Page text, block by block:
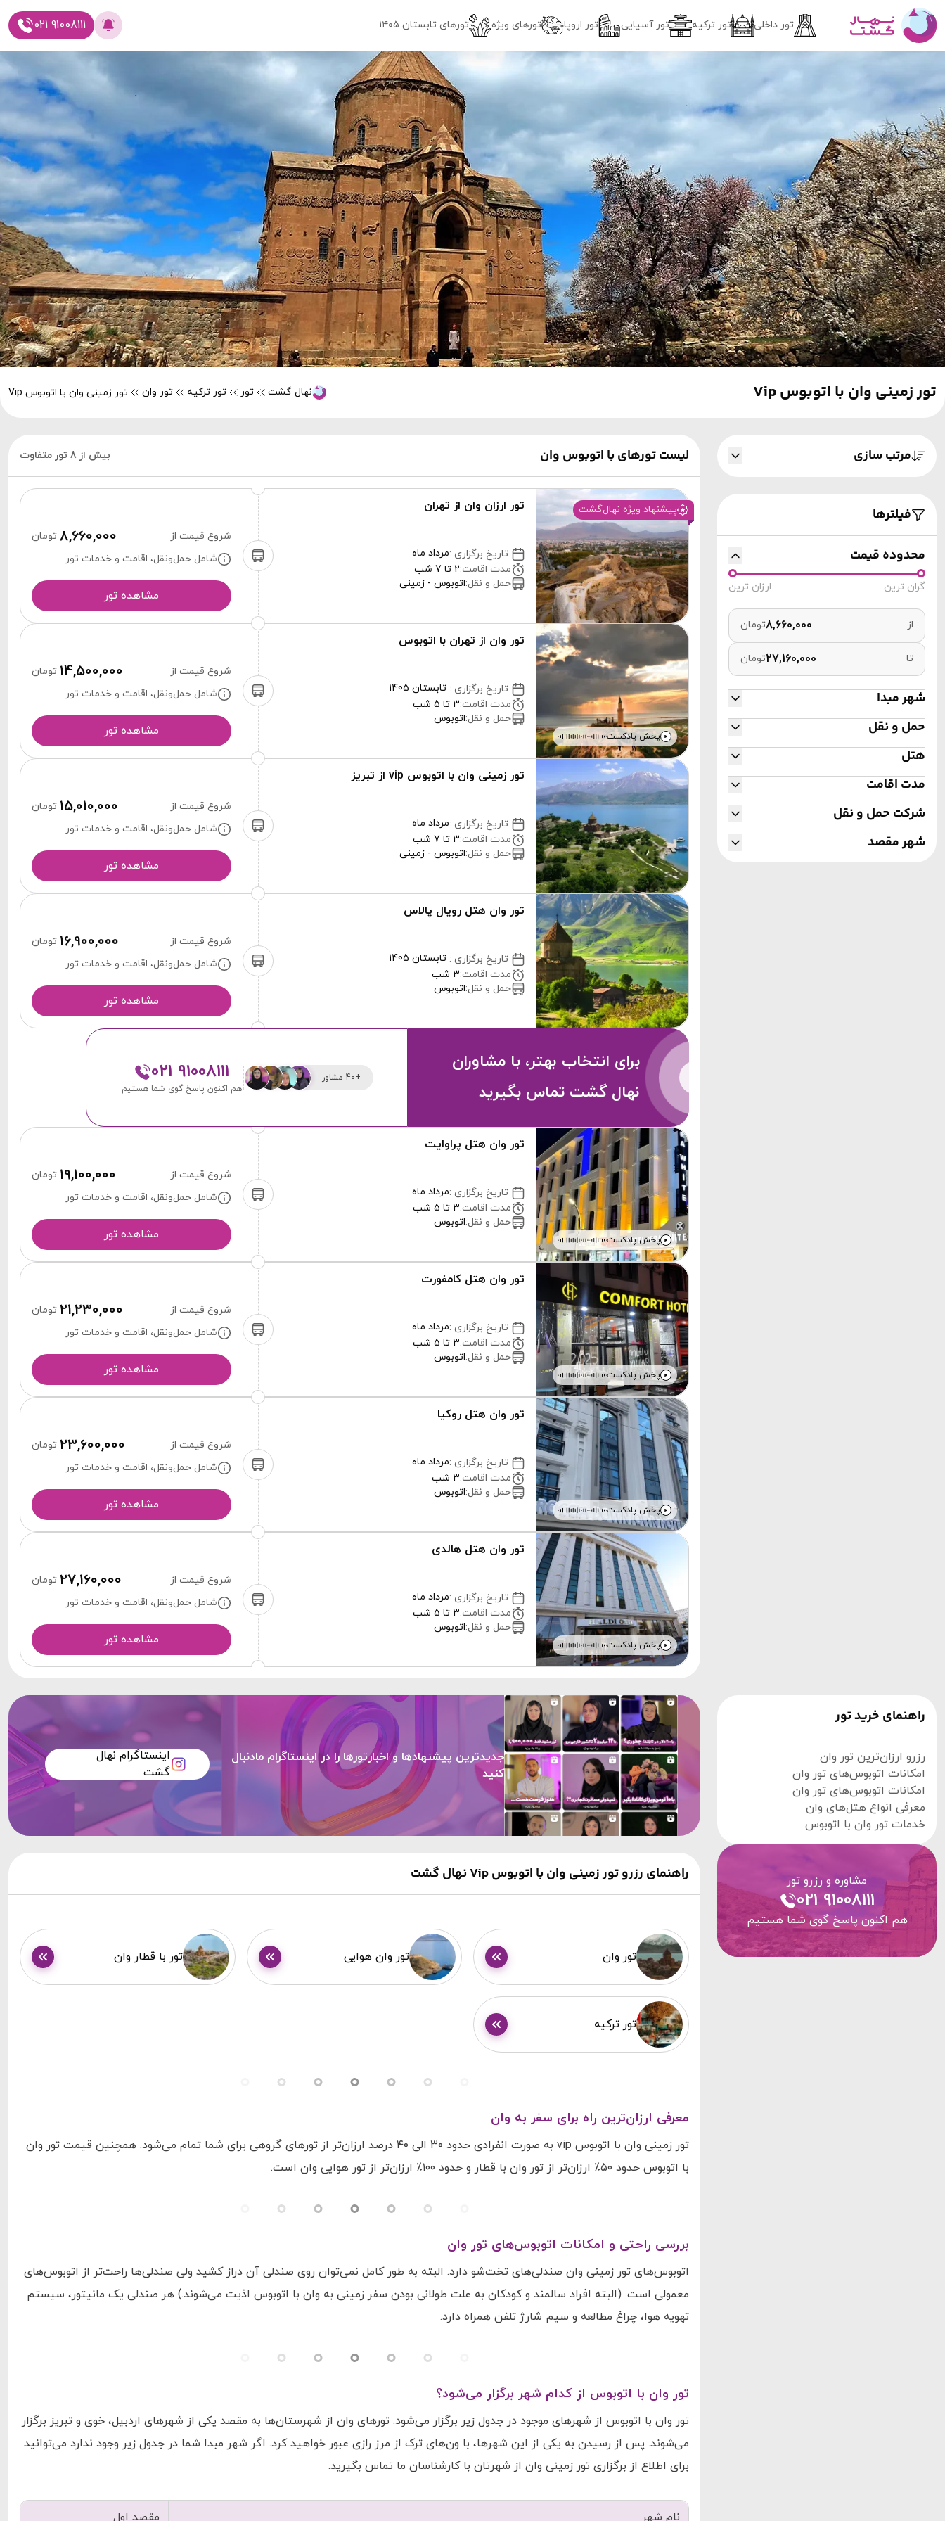
تور داخلی تور ترکیه تور آسیایی تور اروپا تورهای ویژه تور‌های تابستان ۱۴۰۵ 021 91008111
تور زمینی وان با اتوبوس Vip نهال گشت تور تور ترکیه تور وان تور زمینی وان با اتوبوس Vip
مرتب سازی
فیلترها
محدوده قیمت
گران ترین ارزان ترین
از تومان
تا تومان
شهر مبدا
تهران
تبریز
خوی
حمل و نقل
اتوبوس
هتل
مدت اقامت
3 روز 4 روز 5 روز
6 روز
7 روز
8 روز
شرکت حمل و نقل
شهر مقصد
لیست تورهای با اتوبوس وان بیش از 8 تور متفاوت
تور ارزان وان از تهران پیشنهاد ویژه نهال‌گشت
تاریخ برگزاری :مرداد ماه
مدت اقامت:2 تا 7 شب
حمل و نقل:اتوبوس - زمینی
شروع قیمت از 8,660,000 تومان
شامل حمل‌ونقل، اقامت و خدمات تور
مشاهده تور
تور وان از تهران با اتوبوس
پخش پادکست
تاریخ برگزاری : تابستان 1405
مدت اقامت:3 تا 5 شب
حمل و نقل:اتوبوس
شروع قیمت از 14,500,000 تومان
شامل حمل‌ونقل، اقامت و خدمات تور
مشاهده تور
تور زمینی وان با اتوبوس vip از تبریز
تاریخ برگزاری :مرداد ماه
مدت اقامت:3 تا 7 شب
حمل و نقل:اتوبوس - زمینی
شروع قیمت از 15,010,000 تومان
شامل حمل‌ونقل، اقامت و خدمات تور
مشاهده تور
تور وان هتل رویال پالاس
تاریخ برگزاری : تابستان 1405
مدت اقامت:3 شب
حمل و نقل:اتوبوس
شروع قیمت از 16,900,000 تومان
شامل حمل‌ونقل، اقامت و خدمات تور
مشاهده تور
برای انتخاب بهتر، با مشاوران
نهال گشت تماس بگیرید
+40 مشاور 021 91008111
هم اکنون پاسخ گوی شما هستیم
تور وان هتل پراوایت
پخش پادکست
تاریخ برگزاری :مرداد ماه
مدت اقامت:3 تا 5 شب
حمل و نقل:اتوبوس
شروع قیمت از 19,100,000 تومان
شامل حمل‌ونقل، اقامت و خدمات تور
مشاهده تور
تور وان هتل کامفورت
پخش پادکست
تاریخ برگزاری :مرداد ماه
مدت اقامت:3 تا 5 شب
حمل و نقل:اتوبوس
شروع قیمت از 21,230,000 تومان
شامل حمل‌ونقل، اقامت و خدمات تور
مشاهده تور
تور وان هتل روکیا
پخش پادکست
تاریخ برگزاری :مرداد ماه
مدت اقامت:3 شب
حمل و نقل:اتوبوس
شروع قیمت از 23,600,000 تومان
شامل حمل‌ونقل، اقامت و خدمات تور
مشاهده تور
تور وان هتل هالدی
پخش پادکست
تاریخ برگزاری :مرداد ماه
مدت اقامت:3 تا 5 شب
حمل و نقل:اتوبوس
شروع قیمت از 27,160,000 تومان
شامل حمل‌ونقل، اقامت و خدمات تور
مشاهده تور
راهنمای خرید تور
رزرو ارزان‌ترین تور وان
امکانات اتوبوس‌های تور وان
امکانات اتوبوس‌های تور وان
معرفی انواع هتل‌های وان
خدمات تور وان با اتوبوس
مشاوره و رزرو تور
021 91008111
هم اکنون پاسخ گوی شما هستیم
جدیدترین پیشنهادها و اخبارتورها را در اینستاگرام مادنبال
کنید
اینستاگرام نهال
گشت
راهنمای رزرو تور زمینی وان با اتوبوس Vip نهال گشت
تور وان تور وان هوایی تور با قطار وان
تور ترکیه
معرفی ارزان‌ترین راه برای سفر به وان
تور زمینی وان با اتوبوس vip به صورت انفرادی حدود ۳۰ الی ۴۰ درصد ارزان‌تر از تورهای گروهی برای شما تمام می‌شود. همچنین قیمت تور وان
با اتوبوس حدود ۵۰٪ ارزان‌تر از تور وان با قطار و حدود ۱۰۰٪ ارزان‌تر از تور هوایی وان است.
بررسی راحتی و امکانات اتوبوس‌های تور وان
اتوبوس‌های تور زمینی وان صندلی‌های تخت‌شو دارد. البته به طور کامل نمی‌توان روی صندلی آن دراز کشید ولی صندلی‌ها راحت‌تر از اتوبوس‌های
معمولی است. (البته افراد سالمند و کودکان به علت طولانی بودن سفر زمینی به وان با اتوبوس اذیت می‌شوند.) هر صندلی یک مانیتور، سیستم
تهویه هوا، چراغ مطالعه و سیم شارژ تلفن همراه دارد.
تور وان با اتوبوس از کدام شهر‌ برگزار می‌شود؟
تور وان با اتوبوس از شهر‌های موجود در جدول زیر برگزار می‌شود. تورهای وان از شهرستان‌ها به مقصد یکی از شهر‌های اردبیل، خوی و تبریز برگزار
می‌شوند. پس از رسیدن به یکی از این شهر‌ها، با ون‌های ترک از مرز رازی عبور خواهید کرد. اگر شهر مبدا شما در جدول زیر وجود ندارد می‌توانید
برای اطلاع از برگزاری تور زمینی وان از شهرتان با کارشناسان ما تماس بگیرید.
نام شهر مقصد اول